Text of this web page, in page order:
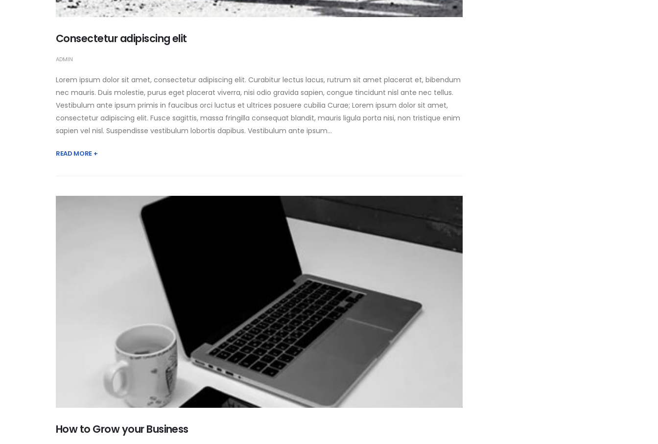
Consectetur adipiscing elit
ADMIN
Lorem ipsum dolor sit amet, consectetur adipiscing elit. Curabitur lectus lacus, rutrum sit amet placerat et, bibendum
nec mauris. Duis molestie, purus eget placerat viverra, nisi odio gravida sapien, congue tincidunt nisl ante nec tellus.
Vestibulum ante ipsum primis in faucibus orci luctus et ultrices posuere cubilia Curae; Lorem ipsum dolor sit amet,
consectetur adipiscing elit. Fusce sagittis, massa fringilla consequat blandit, mauris ligula porta nisi, non tristique enim
sapien vel nisl. Suspendisse vestibulum lobortis dapibus. Vestibulum ante ipsum...
READ MORE +
How to Grow your Business